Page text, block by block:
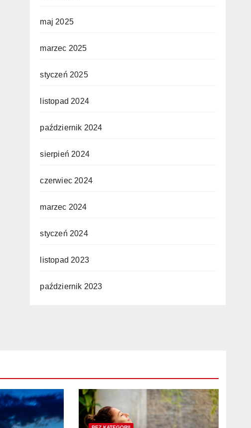
maj 2025
marzec 2025
styczeń 2025
listopad 2024
październik 2024
sierpień 2024
czerwiec 2024
marzec 2024
styczeń 2024
listopad 2023
październik 2023